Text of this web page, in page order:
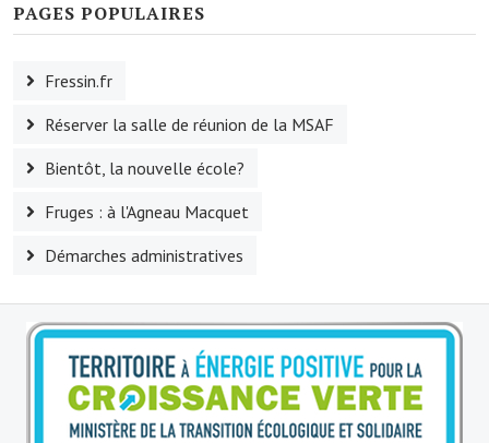
Le comité des fêtes
L'association Avotra-France
Le foyer de la Planquette
L'association des anciens combattants
L'association des anciens sapeurs-pompiers volontaires
L'US Crequy Fressin
La société de chasse
La société de pêche
PAGES POPULAIRES
Fressin.fr
Réserver la salle de réunion de la MSAF
Bientôt, la nouvelle école?
Fruges : à l'Agneau Macquet
Démarches administratives